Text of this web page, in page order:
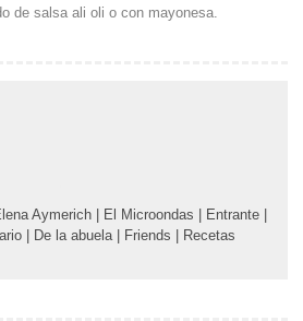
de salsa ali oli o con mayonesa.
Aymerich El Microondas Entrante
De la abuela Friends
Recetas